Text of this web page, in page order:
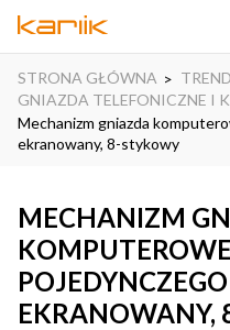
STRONA GŁÓWNA
TREND
GNIAZDA TELEFONICZNE I
Mechanizm gniazda
ekranowany, 8-stykowy
MECHANIZM
EKRANOWANY,